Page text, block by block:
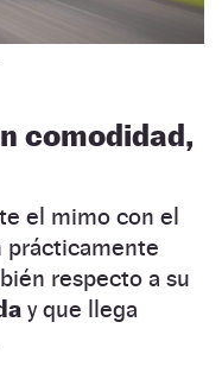
comodidad,
el mimo con el
prácticamente
respecto a su
y que llega